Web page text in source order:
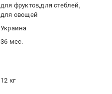
для фруктов для стеблей
для овощей
Украина
36 мес.
12 кг